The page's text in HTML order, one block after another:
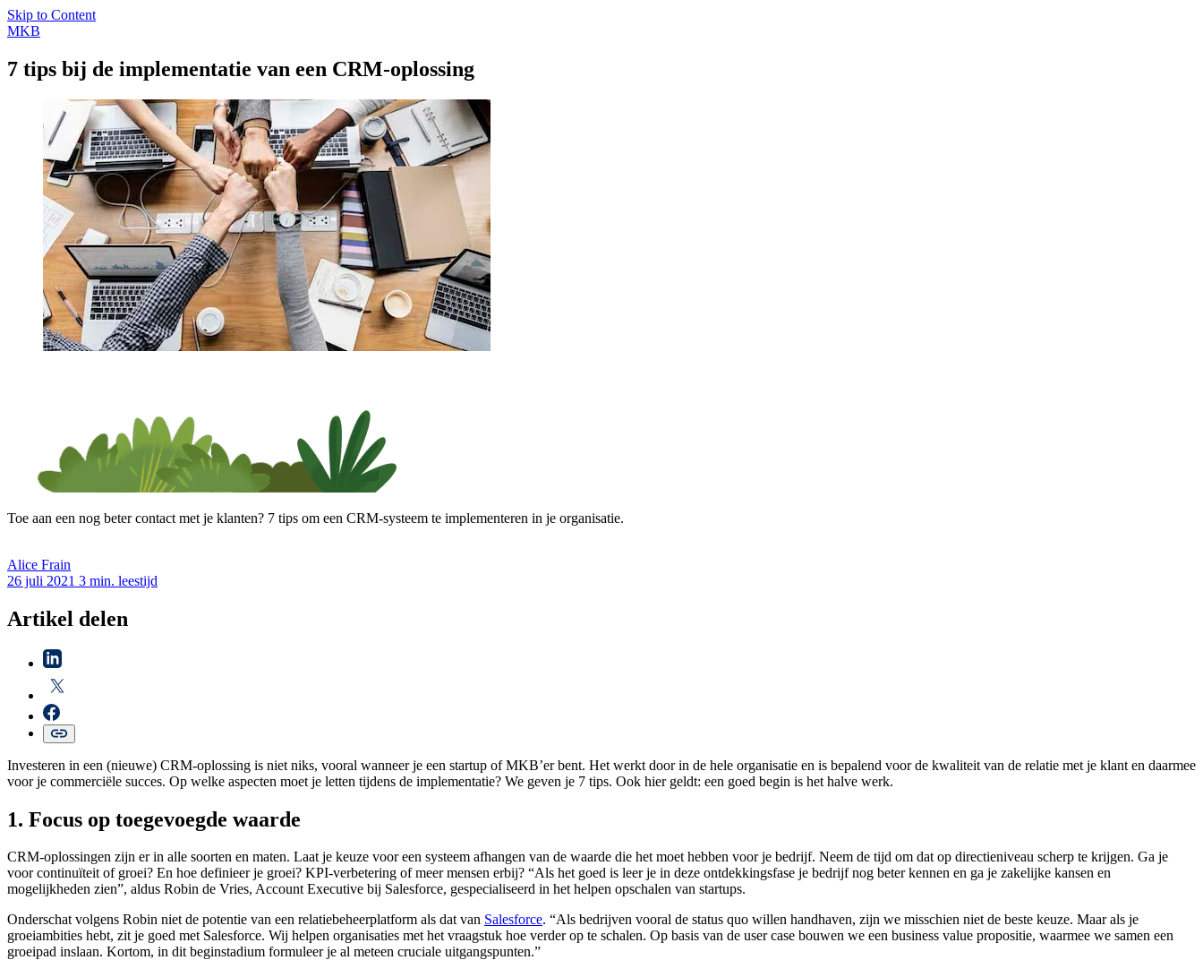
Skip to Content
MKB
7 tips bij de implementatie van een CRM-oplossing
Toe aan een nog beter contact met je klanten? 7 tips om een CRM-systeem te implementeren in je organisatie.
Alice Frain
26 juli 2021 3 min. leestijd
Artikel delen
Investeren in een (nieuwe) CRM-oplossing is niet niks, vooral wanneer je een startup of MKB’er bent. Het werkt door in de hele organisatie en is bepalend voor de kwaliteit van de relatie met je klant en daarmee
voor je commerciële succes. Op welke aspecten moet je letten tijdens de implementatie? We geven je 7 tips. Ook hier geldt: een goed begin is het halve werk.
1. Focus op toegevoegde waarde
CRM-oplossingen zijn er in alle soorten en maten. Laat je keuze voor een systeem afhangen van de waarde die het moet hebben voor je bedrijf. Neem de tijd om dat op directieniveau scherp te krijgen. Ga je
voor continuïteit of groei? En hoe definieer je groei? KPI-verbetering of meer mensen erbij? “Als het goed is leer je in deze ontdekkingsfase je bedrijf nog beter kennen en ga je zakelijke kansen en
mogelijkheden zien”, aldus Robin de Vries, Account Executive bij Salesforce, gespecialiseerd in het helpen opschalen van startups.
Onderschat volgens Robin niet de potentie van een relatiebeheerplatform als dat van Salesforce. “Als bedrijven vooral de status quo willen handhaven, zijn we misschien niet de beste keuze. Maar als je
groeiambities hebt, zit je goed met Salesforce. Wij helpen organisaties met het vraagstuk hoe verder op te schalen. Op basis van de user case bouwen we een business value propositie, waarmee we samen een
groeipad inslaan. Kortom, in dit beginstadium formuleer je al meteen cruciale uitgangspunten.”